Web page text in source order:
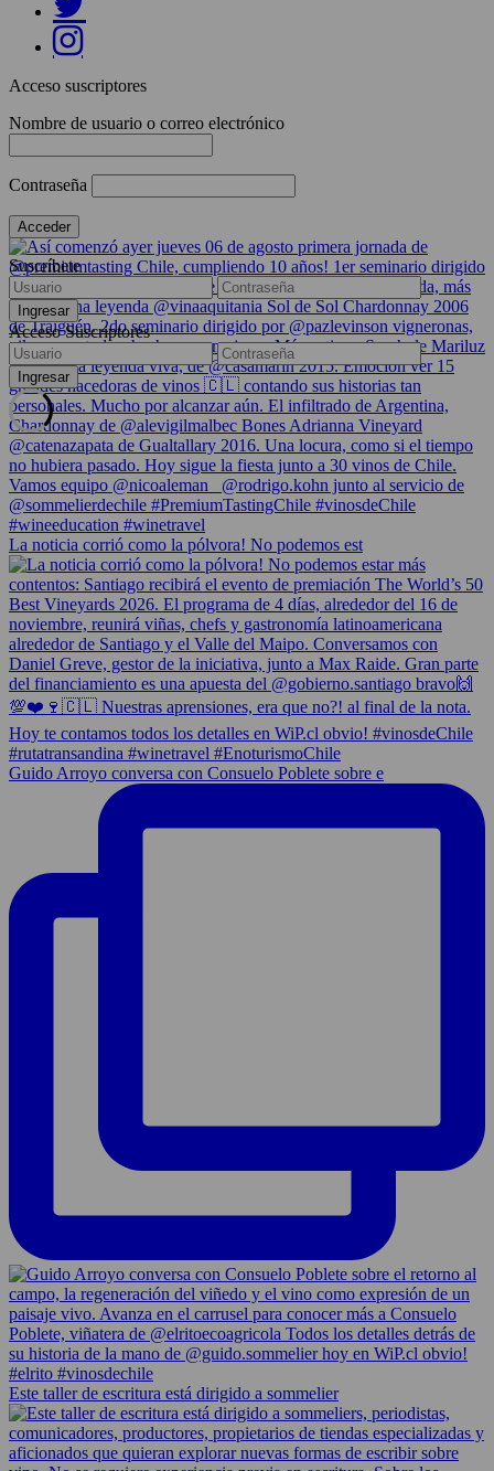
La noticia corrió como la pólvora! No podemos est
Guido Arroyo conversa con Consuelo Poblete sobre e
Este taller de escritura está dirigido a sommelier
Acceso suscriptores
Nombre de usuario o correo electrónico
Contraseña
Suscríbete
Acceso Suscriptores